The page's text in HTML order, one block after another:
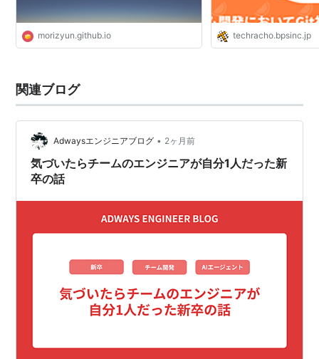
morizyun.github.io techracho.bpsinc.jp
関連ブログ
Adwaysエンジニアブログ • 2ヶ月前
気づいたらチームのエンジニアが自分1人だった新
卒の話